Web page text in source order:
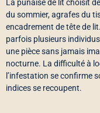
La punaise de lit choisit
du sommier, agrafes du
encadrement de tête de
parfois plusieurs
une pièce sans jamais
nocturne. La difficulté à
l’infestation se confirme
indices se recoupent.